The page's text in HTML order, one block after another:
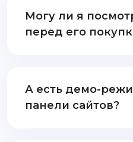
Могу ли я
перед его
А есть демо-
панели сайтов?